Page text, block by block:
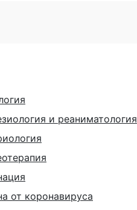
и реаниматология
от коронавируса